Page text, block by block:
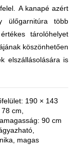
A kanapé azért
ülőgarnitúra több
tárolóhelyet
köszönhetően
elszállásolására is
190 × 143
cm,
90 cm
magas